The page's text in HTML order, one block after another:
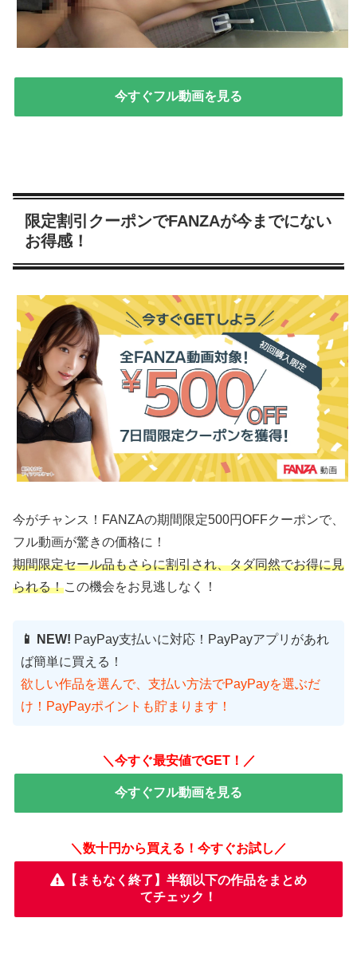
今すぐフル動画を見る
限定割引クーポンでFANZAが今までにない
お得感！
今がチャンス！FANZAの期間限定500円OFFクーポンで、
フル動画が驚きの価格に！
期間限定セール品もさらに割引され、タダ同然でお得に見
られる！この機会をお見逃しなく！
📱 NEW! PayPay支払いに対応！PayPayアプリがあれ
ば簡単に買える！
欲しい作品を選んで、支払い方法でPayPayを選ぶだ
け！PayPayポイントも貯まります！
＼今すぐ最安値でGET！／
今すぐフル動画を見る
＼数十円から買える！今すぐお試し／
【まもなく終了】半額以下の作品をまとめ
てチェック！